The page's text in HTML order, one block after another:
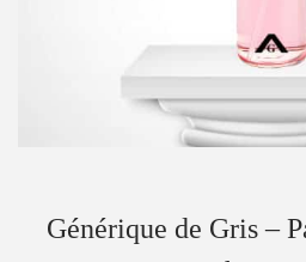
Générique de Gris –